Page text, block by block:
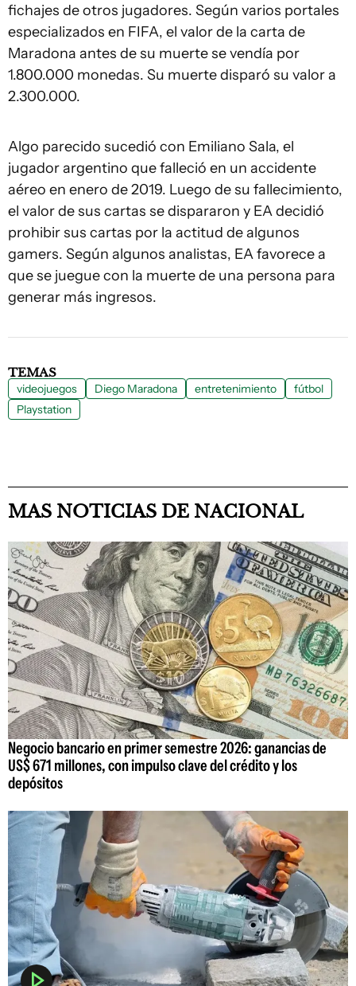
fichajes de otros jugadores. Según varios portales
especializados en FIFA, el valor de la carta de
Maradona antes de su muerte se vendía por
1.800.000 monedas. Su muerte disparó su valor a
2.300.000.
Algo parecido sucedió con Emiliano Sala, el
jugador argentino que falleció en un accidente
aéreo en enero de 2019. Luego de su fallecimiento,
el valor de sus cartas se dispararon y EA decidió
prohibir sus cartas por la actitud de algunos
gamers. Según algunos analistas, EA favorece a
que se juegue con la muerte de una persona para
generar más ingresos.
TEMAS
videojuegos Diego Maradona entretenimiento
fútbol
Playstation
MAS NOTICIAS DE NACIONAL
Negocio bancario en primer semestre 2026: ganancias de
US$ 671 millones, con impulso clave del crédito y los
depósitos